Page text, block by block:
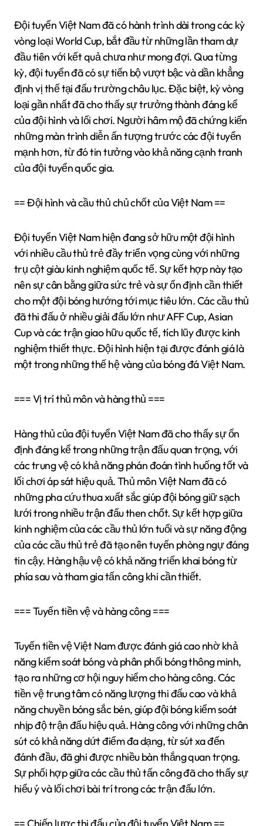
Đội tuyển Việt Nam đã có hành trình dài trong các kỳ
vòng loại World Cup, bắt đầu từ những lần tham dự
đầu tiên với kết quả chưa như mong đợi. Qua từng
kỳ, đội tuyển đã có sự tiến bộ vượt bậc và dần khẳng
định vị thế tại đấu trường châu lục. Đặc biệt, kỳ vòng
loại gần nhất đã cho thấy sự trưởng thành đáng kể
của đội hình và lối chơi. Người hâm mộ đã chứng kiến
những màn trình diễn ấn tượng trước các đội tuyển
mạnh hơn, từ đó tin tưởng vào khả năng cạnh tranh
của đội tuyển quốc gia.
== Đội hình và cầu thủ chủ chốt của Việt Nam ==
Đội tuyển Việt Nam hiện đang sở hữu một đội hình
với nhiều cầu thủ trẻ đầy triển vọng cùng với những
trụ cột giàu kinh nghiệm quốc tế. Sự kết hợp này tạo
nên sự cân bằng giữa sức trẻ và sự ổn định cần thiết
cho một đội bóng hướng tới mục tiêu lớn. Các cầu thủ
đã thi đấu ở nhiều giải đấu lớn như AFF Cup, Asian
Cup và các trận giao hữu quốc tế, tích lũy được kinh
nghiệm thiết thực. Đội hình hiện tại được đánh giá là
một trong những thế hệ vàng của bóng đá Việt Nam.
=== Vị trí thủ môn và hàng thủ ===
Hàng thủ của đội tuyển Việt Nam đã cho thấy sự ổn
định đáng kể trong những trận đấu quan trọng, với
các trung vệ có khả năng phán đoán tình huống tốt và
lối chơi áp sát hiệu quả. Thủ môn Việt Nam đã có
những pha cứu thua xuất sắc giúp đội bóng giữ sạch
lưới trong nhiều trận đấu then chốt. Sự kết hợp giữa
kinh nghiệm của các cầu thủ lớn tuổi và sự năng động
của các cầu thủ trẻ đã tạo nên tuyến phòng ngự đáng
tin cậy. Hàng hậu vệ có khả năng triển khai bóng từ
phía sau và tham gia tấn công khi cần thiết.
=== Tuyến tiền vệ và hàng công ===
Tuyến tiền vệ Việt Nam được đánh giá cao nhờ khả
năng kiểm soát bóng và phân phối bóng thông minh,
tạo ra những cơ hội nguy hiểm cho hàng công. Các
tiền vệ trung tâm có năng lượng thi đấu cao và khả
năng chuyền bóng sắc bén, giúp đội bóng kiểm soát
nhịp độ trận đấu hiệu quả. Hàng công với những chân
sút có khả năng dứt điểm đa dạng, từ sút xa đến
đánh đầu, đã ghi được nhiều bàn thắng quan trọng.
Sự phối hợp giữa các cầu thủ tấn công đã cho thấy sự
hiểu ý và lối chơi bài trí trong các trận đấu lớn.
== Chiến lược thi đấu của đội tuyển Việt Nam ==